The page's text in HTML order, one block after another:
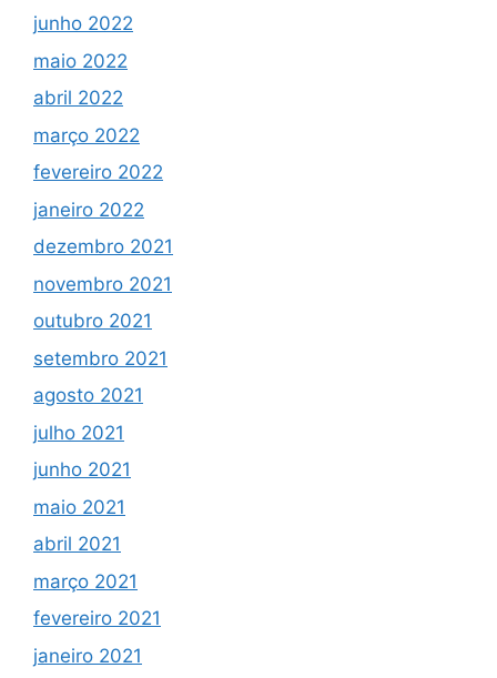
junho 2022
maio 2022
abril 2022
março 2022
fevereiro 2022
janeiro 2022
dezembro 2021
novembro 2021
outubro 2021
setembro 2021
agosto 2021
julho 2021
junho 2021
maio 2021
abril 2021
março 2021
fevereiro 2021
janeiro 2021